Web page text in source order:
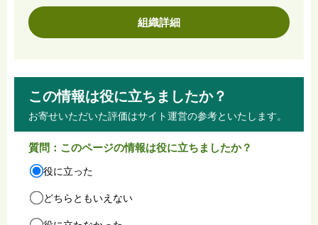
組織詳細
この情報は役に立ちましたか？
お寄せいただいた評価はサイト運営の参考といたします。
質問：このページの情報は役に立ちましたか？
役に立った
どちらともいえない